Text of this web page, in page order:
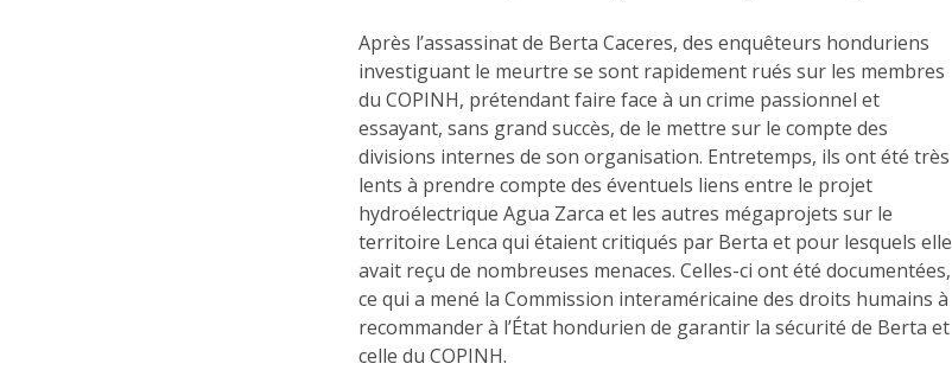
Après l’assassinat de Berta Caceres, des enquêteurs honduriens
investiguant le meurtre se sont rapidement rués sur les membres
du COPINH, prétendant faire face à un crime passionnel et
essayant, sans grand succès, de le mettre sur le compte des
divisions internes de son organisation. Entretemps, ils ont été très
lents à prendre compte des éventuels liens entre le projet
hydroélectrique Agua Zarca et les autres mégaprojets sur le
territoire Lenca qui étaient critiqués par Berta et pour lesquels elle
avait reçu de nombreuses menaces. Celles-ci ont été documentées,
ce qui a mené la Commission interaméricaine des droits humains à
recommander à l’État hondurien de garantir la sécurité de Berta et
celle du COPINH.